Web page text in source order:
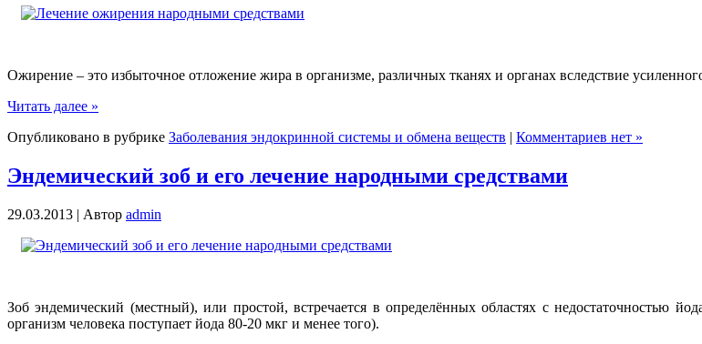
Ожирение – это избыточное отложение жира в организме, различных тканях и органах вследствие
Читать далее »
Опубликовано в рубрике Заболевания эндокринной системы и обмена веществ | Комментариев нет »
Эндемический зоб и его лечение народными средствами
29.03.2013 | Автор admin
Зоб эндемический (местный), или простой, встречается в определённых областях с недостаточностью
организм человека поступает йода 80-20 мкг и менее того).